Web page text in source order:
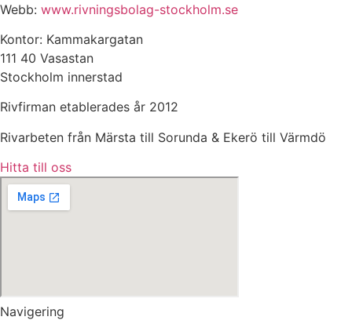
Webb: www.rivningsbolag-stockholm.se
Kontor: Kammakargatan
111 40 Vasastan
Stockholm innerstad
Rivfirman etablerades år 2012
Rivarbeten från Märsta till Sorunda & Ekerö till Värmdö
Hitta till oss
Navigering